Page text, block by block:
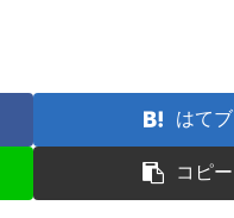
はてブ
コピー